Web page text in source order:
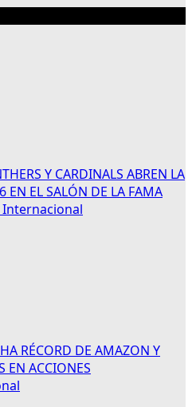
Y CARDINALS ABREN LA
EN EL SALÓN DE LA FAMA
Internacional
RÉCORD DE AMAZON Y
EN ACCIONES